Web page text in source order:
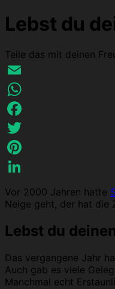
Lebst du
Teile das mit deinen
Email
WhatsApp
Facebook
Twitter
Pinterest
LinkedIn
Vor 2000 Jahren hatte
Neige geht, der hat die
Lebst du
Das vergangene Jahr
Auch gab es viele
Manchmal echt